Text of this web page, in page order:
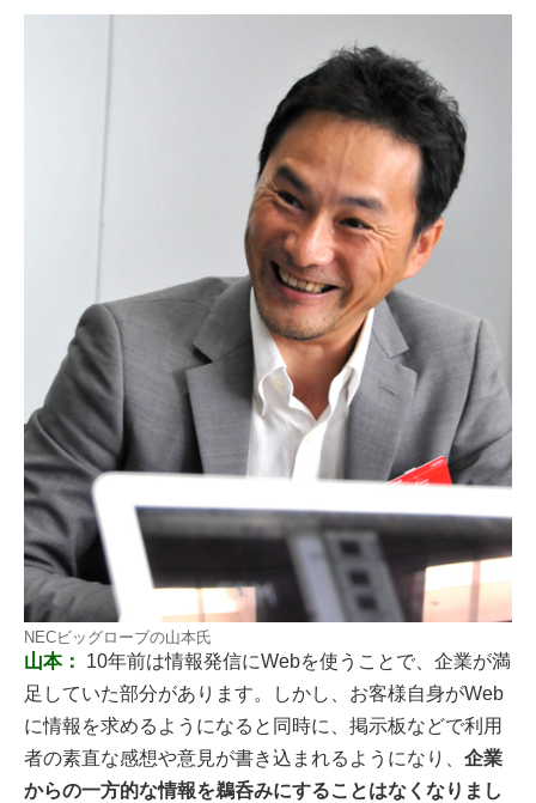
NECビッグローブの山本氏
山本：
10年前は情報発信にWebを使うことで、企業が満
足していた部分があります。しかし、お客様自身がWeb
に情報を求めるようになると同時に、掲示板などで利用
者の素直な感想や意見が書き込まれるようになり、 企業
からの一方的な情報を鵜呑みにすることはなくなりまし